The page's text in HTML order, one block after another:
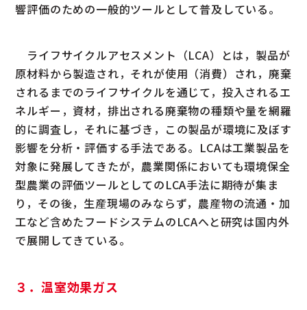
響評価のための一般的ツールとして普及している。
ライフサイクルアセスメント（LCA）とは，製品が
原材料から製造され，それが使用（消費）され，廃棄
されるまでのライフサイクルを通じて，投入されるエ
ネルギー，資材，排出される廃棄物の種類や量を網羅
的に調査し，それに基づき，この製品が環境に及ぼす
影響を分析・評価する手法である。LCAは工業製品を
対象に発展してきたが，農業関係においても環境保全
型農業の評価ツールとしてのLCA手法に期待が集ま
り，その後，生産現場のみならず，農産物の流通・加
工など含めたフードシステムのLCAへと研究は国内外
で展開してきている。
３．温室効果ガス